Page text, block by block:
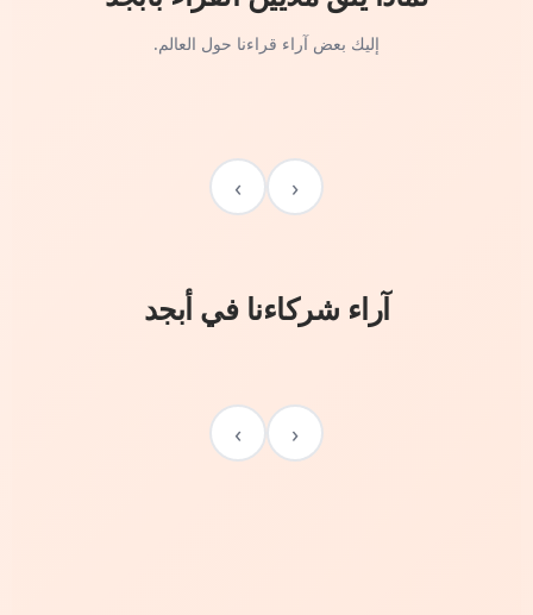
إليك بعض آراء قراءنا حول العالم.
‹
›
آراء شركاءنا في أبجد
‹
›